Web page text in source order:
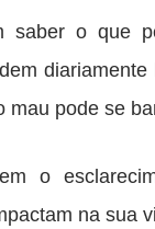
saber o que
mau pode se
o
na sua